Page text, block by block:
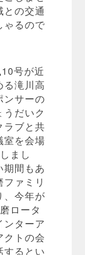
の交通
ゃるので
号が近
る滝川高
ンサーの
だいク
ラブと共
室を会場
まし
期間もあ
ァミリ
、今年が
ロータ
ンターア
クトの会
するとい